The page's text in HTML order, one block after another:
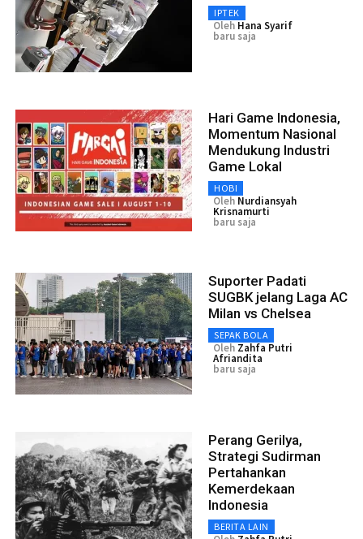
IPTEK
Oleh Hana Syarif
baru saja
Hari Game Indonesia,
Momentum Nasional
Mendukung Industri
Game Lokal
HOBI
Oleh Nurdiansyah
Krisnamurti
baru saja
Suporter Padati
SUGBK jelang Laga AC
Milan vs Chelsea
SEPAK BOLA
Oleh Zahfa Putri
Afriandita
baru saja
Perang Gerilya,
Strategi Sudirman
Pertahankan
Kemerdekaan
Indonesia
BERITA LAIN